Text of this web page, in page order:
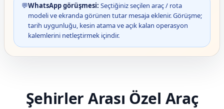
💬WhatsApp görüşmesi: Seçtiğiniz seçilen araç / rota
modeli ve ekranda görünen tutar mesaja eklenir. Görüşme;
tarih uygunluğu, kesin atama ve açık kalan operasyon
kalemlerini netleştirmek içindir.
Şehirler Arası Özel Araç